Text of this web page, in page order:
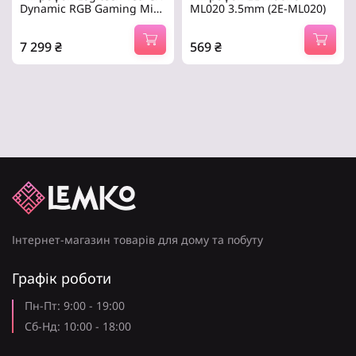
Dynamic RGB Gaming Mic
with Lightsync Black (988-
7 299₴
ML020 3.5mm (2E-ML020)
569₴
Інтернет-магазин товарів для дому та побуту
Графік роботи
Пн-Пт: 9:00 - 19:00
Сб-Нд: 10:00 - 18:00